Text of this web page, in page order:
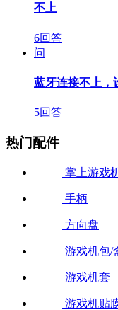
不上
6回答
问
蓝牙连接不上，
5回答
热门配件
掌上游戏
手柄
方向盘
游戏机包/
游戏机套
游戏机贴